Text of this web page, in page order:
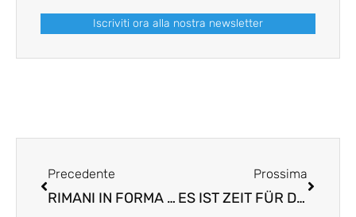
Iscriviti ora alla nostra newsletter
Precedente
RIMANI IN FORMA ED EFFICIENTE NELL’OSPITALITÀ, ANCHE CON IL CALDO
Prossima
ES IST ZEIT FÜR DIE PERFEKTE HITZESCHUTZ­STRATEGIE IN DER AUTOMOBILINDUSTRIE